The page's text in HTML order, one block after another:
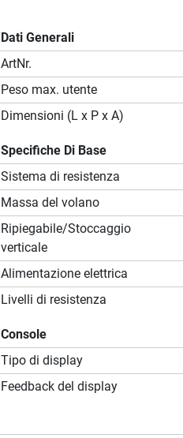
Dati Generali
ArtNr.
Peso max. utente
Dimensioni (L x P x A)
Specifiche Di Base
Sistema di resistenza
Massa del volano
Ripiegabile/Stoccaggio
verticale
Alimentazione elettrica
Livelli di resistenza
Console
Tipo di display
Feedback del display